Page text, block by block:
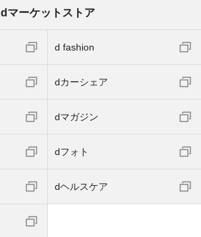
dマーケットストア
d fashion
dカーシェア
dマガジン
dフォト
dヘルスケア